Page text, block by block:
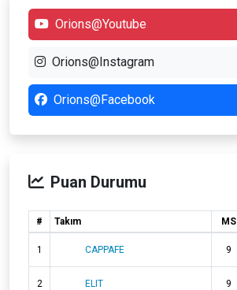
Orions@Youtube
Orions@Instagram
Orions@Facebook
Puan Durumu
# Takım MS
1 CAPPAFE 9
2 ELIT 9